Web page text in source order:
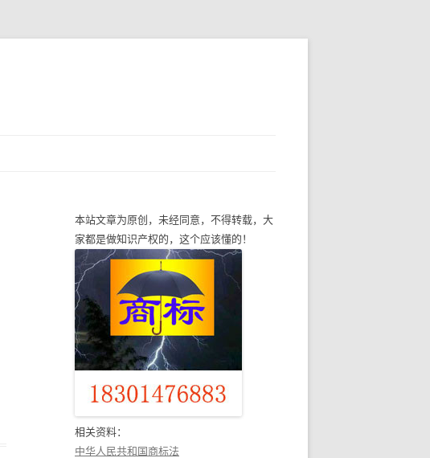
本站文章为原创，未经同意，不得转载，大
家都是做知识产权的，这个应该懂的！
相关资料：
中华人民共和国商标法